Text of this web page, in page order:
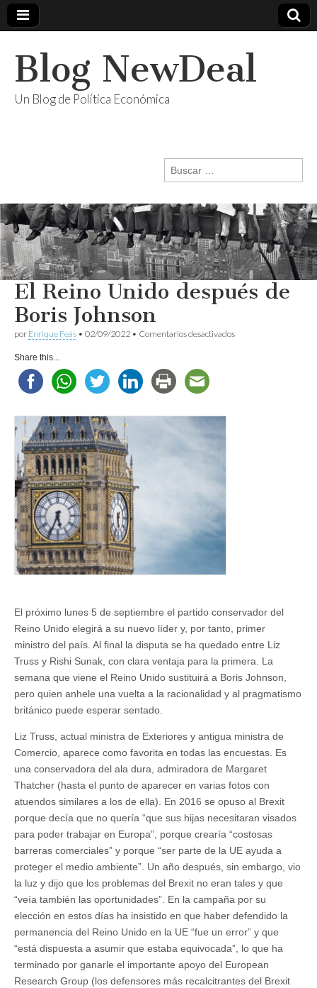
Blog NewDeal
Un Blog de Política Económica
Buscar:
El Reino Unido después de
Boris Johnson
por Enrique Feás • 02/09/2022 • Comentarios desactivadosen
Share this...
El próximo lunes 5 de septiembre el partido conservador del
Reino Unido elegirá a su nuevo líder y, por tanto, primer
ministro del país. Al final la disputa se ha quedado entre Liz
Truss y Rishi Sunak, con clara ventaja para la primera. La
semana que viene el Reino Unido sustituirá a Boris Johnson,
pero quien anhele una vuelta a la racionalidad y al pragmatismo
británico puede esperar sentado.
Liz Truss, actual ministra de Exteriores y antigua ministra de
Comercio, aparece como favorita en todas las encuestas. Es
una conservadora del ala dura, admiradora de Margaret
Thatcher (hasta el punto de aparecer en varias fotos con
atuendos similares a los de ella). En 2016 se opuso al Brexit
porque decía que no quería “que sus hijas necesitaran visados
para poder trabajar en Europa”, porque crearía “costosas
barreras comerciales” y porque “ser parte de la UE ayuda a
proteger el medio ambiente”. Un año después, sin embargo, vio
la luz y dijo que los problemas del Brexit no eran tales y que
“veía también las oportunidades”. En la campaña por su
elección en estos días ha insistido en que haber defendido la
permanencia del Reino Unido en la UE “fue un error” y que
“está dispuesta a asumir que estaba equivocada”, lo que ha
terminado por ganarle el importante apoyo del European
Research Group (los defensores más recalcitrantes del Brexit